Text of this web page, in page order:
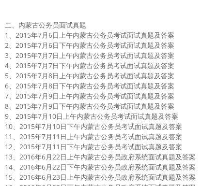
二、内蒙古公务员面试真题
1、2015年7月6日上午内蒙古公务员考试面试真题及答案
2、2015年7月6日下午内蒙古公务员考试面试真题及答案
3、2015年7月7日上午内蒙古公务员考试面试真题及答案
4、2015年7月7日下午内蒙古公务员考试面试真题及答案
5、2015年7月8日上午内蒙古公务员考试面试真题及答案
6、2015年7月8日下午内蒙古公务员考试面试真题及答案
7、2015年7月9日上午内蒙古公务员考试面试真题及答案
8、2015年7月9日下午内蒙古公务员考试面试真题及答案
9、2015年7月10日上午内蒙古公务员考试面试真题及答案
10、2015年7月10日下午内蒙古公务员考试面试真题及答案
11、2015年7月11日上午内蒙古公务员考试面试真题及答案
12、2015年7月11日下午内蒙古公务员考试面试真题及答案
13、2016年6月22日上午内蒙古公务员政府系统面试真题及答案
14、2016年6月22日下午内蒙古公务员政府系统面试真题及答案
15、2016年6月23日上午内蒙古公务员政府系统面试真题及答案